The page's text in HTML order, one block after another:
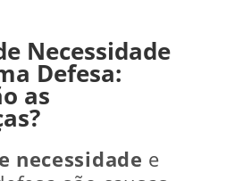
Necessidade
Defesa:
as
necessidade e